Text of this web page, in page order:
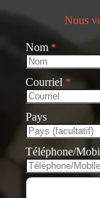
Nous
Nom *
Courriel *
Pays
Téléphone/